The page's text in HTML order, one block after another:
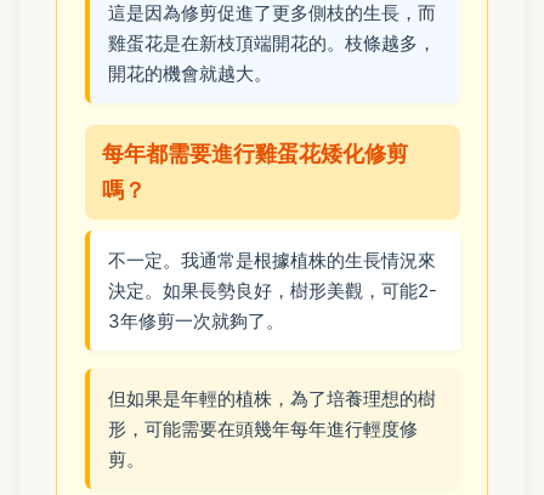
這是因為修剪促進了更多側枝的生長，而
雞蛋花是在新枝頂端開花的。枝條越多，
開花的機會就越大。
每年都需要進行雞蛋花矮化修剪
嗎？
不一定。我通常是根據植株的生長情況來
決定。如果長勢良好，樹形美觀，可能2-
3年修剪一次就夠了。
但如果是年輕的植株，為了培養理想的樹
形，可能需要在頭幾年每年進行輕度修
剪。